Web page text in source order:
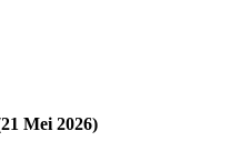
Mei 2026)